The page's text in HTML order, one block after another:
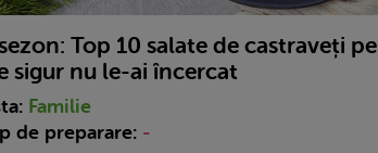
Top 10 salate de castraveți pe
sigur nu le-ai încercat
Familie
de preparare: -